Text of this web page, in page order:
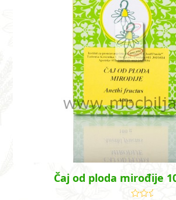
Čaj od ploda mirođije